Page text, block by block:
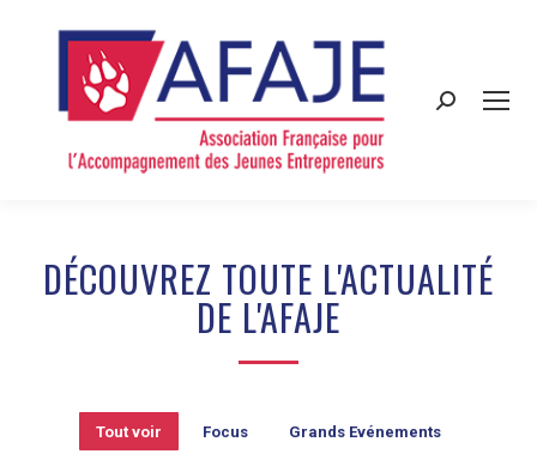
Search:
DÉCOUVREZ TOUTE L'ACTUALITÉ
DE L'AFAJE
Tout voir Focus Grands Evénements